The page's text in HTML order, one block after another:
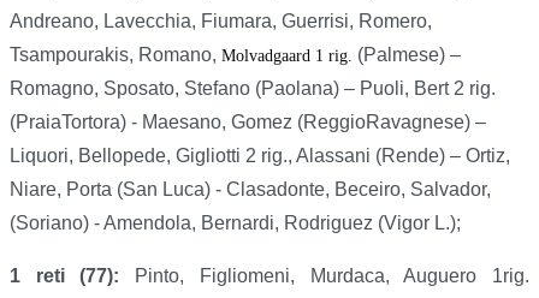
Andreano, Lavecchia, Fiumara, Guerrisi, Romero,
Tsampourakis, Romano, Molvadgaard 1 rig. (Palmese) –
Romagno, Sposato, Stefano (Paolana) – Puoli, Bert 2 rig.
(PraiaTortora) - Maesano, Gomez (ReggioRavagnese) –
Liquori, Bellopede, Gigliotti 2 rig., Alassani (Rende) – Ortiz,
Niare, Porta (San Luca) - Clasadonte, Beceiro, Salvador,
(Soriano) - Amendola, Bernardi, Rodriguez (Vigor L.);
1 reti (77): Pinto, Figliomeni,
Murdaca, Auguero 1rig.